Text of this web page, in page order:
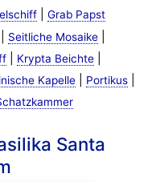
| Grab Papst
Seitliche Mosaike|
| Krypta Beichte|
Kapelle| Portikus|
Santa